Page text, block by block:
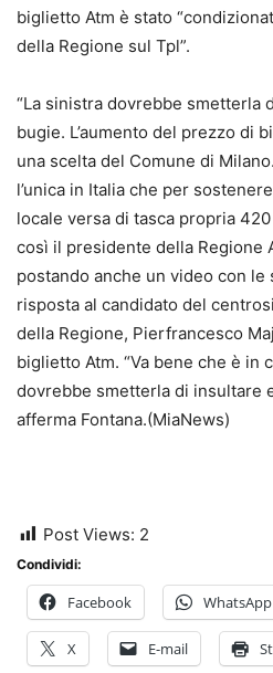
biglietto Atm è stato
della Regione sul Tpl”.
“La sinistra dovrebbe smetterla
bugie. L’aumento del prezzo di
una scelta del Comune di
l’unica in Italia che per
locale versa di tasca propria
così il presidente della Regione
postando anche un video con le
risposta al candidato del
della Regione, Pierfrancesco
biglietto Atm. “Va bene che è in
dovrebbe smetterla di insultare
afferma Fontana.(MiaNews)
Post Views: 2
Condividi:
Facebook WhatsApp
X E-mail